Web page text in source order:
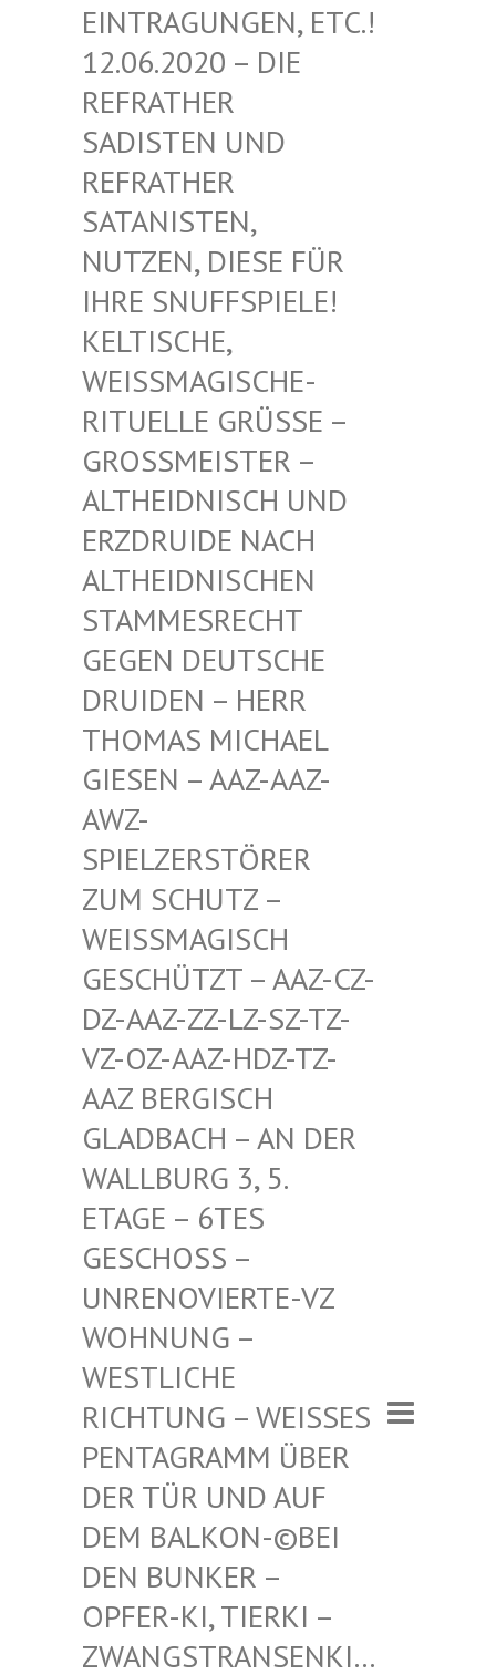
NTRAGUNGEN, ETC.! 12
.06.2020 – DIE RE
FRATHER SA
DISTEN UND RE
FRATHER SA
TANISTEN, NU
TZEN, DIESE FÜR IH
RE SNUFFSPIELE! KE
LTISCHE, WE
ISSMAGISCHE- RIT
UELLE GRÜSSE – GROSS
MEISTER – ALTHE
IDNISCH UND ERZDR
UIDE NACH ALTHE
IDNISCHEN STAMM
ESRECHT GEGEN
DEUTSCHE DRUID
EN – HERR THOMA
S MICHAEL GIESE
N – AAZ-AAZ-AWZ-S
PIEL
ZERSTÖRER ZUM S
CHUTZ – WEISSM
AGISCH GESCHÜ
TZT – AAZ-CZ-DZ-AAZ
-ZZ-LZ-SZ-TZ-VZ-OZ-
AAZ-HDZ-TZ-AAZ BE
RGISCH GLADBA
CH – AN DER WALLBU
RG 3, 5. ETAGE
– 6TES GESCHO
SS – UNRENO
VIERTE-VZ WOHNUN
G – WESTLI
CHE RICHTU
NG – WEISSES PENTAGR
AMM ÜBER DER TÜR
UND AUF DEM BAL
KON-©BEI DEN BUN
KER – OPFER-K
I, TIERKI – ZWANGST
RANSENKI… – ZWANG